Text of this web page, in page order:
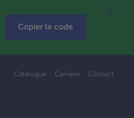
Copier le code
Catalogue Carrière Contact